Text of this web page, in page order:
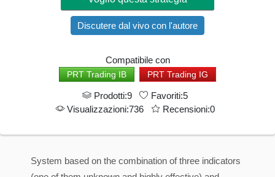
Discutere dal vivo con l'autore
Compatibile con
PRT Trading IB PRT Trading IG
Prodotti:9
Favoriti:5
Visualizzazioni:736
Recensioni:0
System based on the combination of three indicators